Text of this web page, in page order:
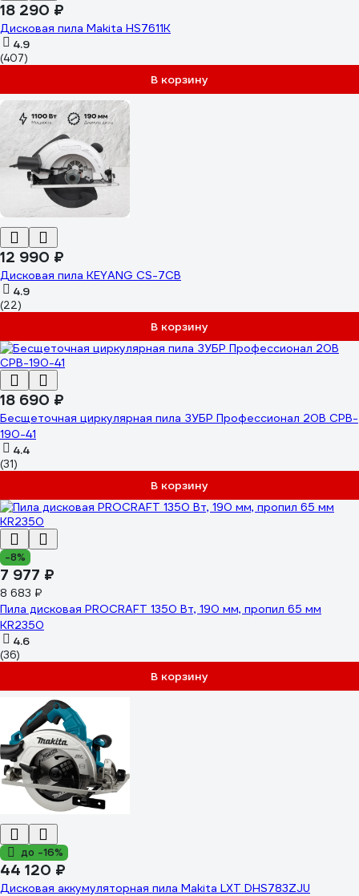
18 290 ₽
Дисковая пила Makita HS7611K
4.9
(407)
В корзину
12 990 ₽
Дисковая пила KEYANG CS-7CB
4.9
(22)
В корзину
18 690 ₽
Бесщеточная циркулярная пила ЗУБР Профессионал 20В CPB-
190-41
4.4
(31)
В корзину
-8%
7 977 ₽
8 683 ₽
Пила дисковая PROCRAFT 1350 Вт, 190 мм, пропил 65 мм
KR2350
4.6
(36)
В корзину
до -16%
44 120 ₽
Дисковая аккумуляторная пила Makita LXT DHS783ZJU